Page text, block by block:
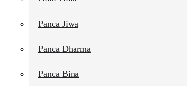
Panca Jiwa
Panca Dharma
Panca Bina